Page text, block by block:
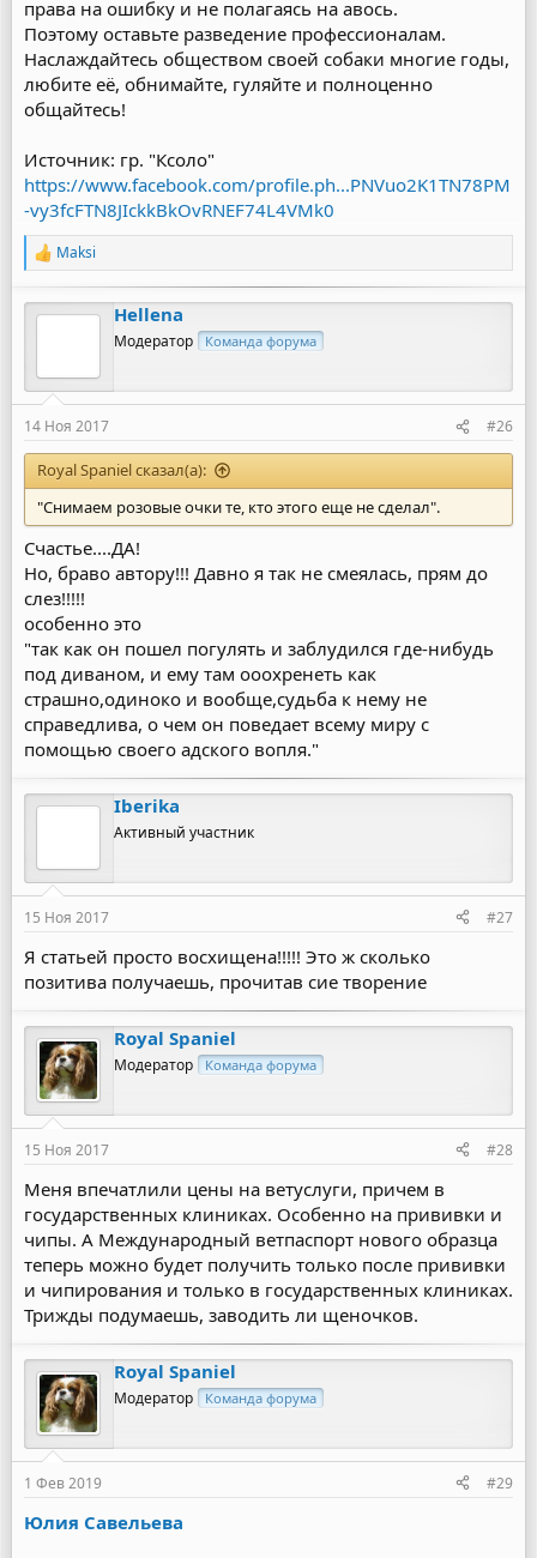
права на ошибку и не полагаясь на авось.
Поэтому оставьте разведение профессионалам.
Наслаждайтесь обществом своей собаки многие годы,
любите её, обнимайте, гуляйте и полноценно
общайтесь!
Источник: гр. "Ксоло"
https://www.facebook.com/profile.ph...PNVuo2K1TN78PM
-vy3fcFTN8JIckkBkOvRNEF74L4VMk0
Р
а
к
и
:
Maksi
Hellena
Модератор Команда форума
14 Ноя 2017 #26
Royal Spaniel сказал(а):
"Снимаем розовые очки те, кто этого еще не сделал".
Счастье....ДА!
Но, браво автору!!! Давно я так не смеялась, прям до
слез!!!!!
особенно это
"так как он пошел погулять и заблудился где-нибудь
под диваном, и ему там ооохренеть как
страшно,одиноко и вообще,судьба к нему не
справедлива, о чем он поведает всему миру с
помощью своего адского вопля."
Iberika
Активный участник
15 Ноя 2017 #27
Я статьей просто восхищена!!!!! Это ж сколько
позитива получаешь, прочитав сие творение
Royal Spaniel
Модератор Команда форума
15 Ноя 2017 #28
Меня впечатлили цены на ветуслуги, причем в
государственных клиниках. Особенно на прививки и
чипы. А Международный ветпаспорт нового образца
теперь можно будет получить только после прививки
и чипирования и только в государственных клиниках.
Трижды подумаешь, заводить ли щеночков.
Royal Spaniel
Модератор Команда форума
1 Фев 2019 #29
Юлия Савельева